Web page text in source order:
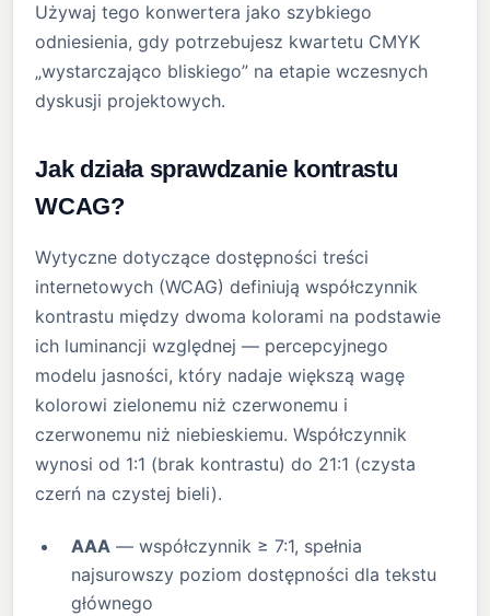
Używaj tego konwertera jako szybkiego
odniesienia, gdy potrzebujesz kwartetu CMYK
„wystarczająco bliskiego” na etapie wczesnych
dyskusji projektowych.
Jak działa sprawdzanie kontrastu
WCAG?
Wytyczne dotyczące dostępności treści
internetowych (WCAG) definiują współczynnik
kontrastu między dwoma kolorami na podstawie
ich luminancji względnej — percepcyjnego
modelu jasności, który nadaje większą wagę
kolorowi zielonemu niż czerwonemu i
czerwonemu niż niebieskiemu. Współczynnik
wynosi od 1:1 (brak kontrastu) do 21:1 (czysta
czerń na czystej bieli).
AAA— współczynnik ≥ 7:1, spełnia
najsurowszy poziom dostępności dla tekstu
głównego